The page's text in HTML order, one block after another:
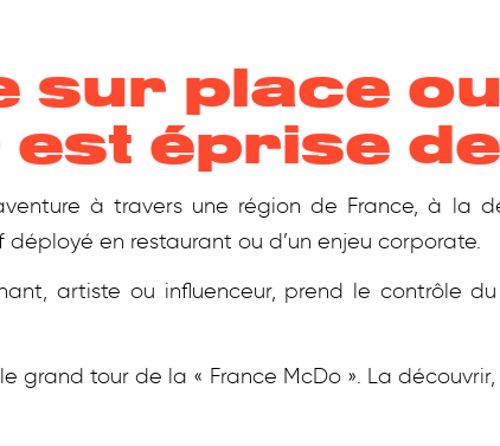
sur place
éprise
à travers une région de France, à la
en restaurant ou d’un enjeu corporate.
artiste ou influenceur, prend le contrôle
le grand tour de la « France McDo ». La